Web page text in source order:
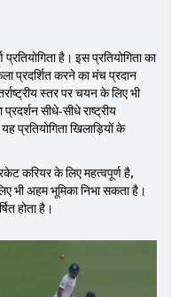
है। इस प्रतियोगिता का
प्रदर्शित करने का मंच प्रदान
स्तर पर चयन के लिए भी
सीधे-सीधे राष्ट्रीय
प्रतियोगिता खिलाड़ियों के
करियर के लिए महत्वपूर्ण है,
भी अहम भूमिका निभा सकता है।
होता है।